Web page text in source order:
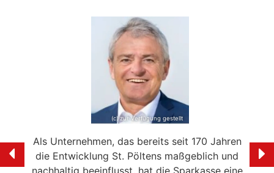
Als Unternehmen, das bereits seit 170 Jahren
die Entwicklung St. Pöltens maßgeblich und
nachhaltig beeinflusst, hat die Sparkasse eine
(c) zur Verfügung gestellt
Ich